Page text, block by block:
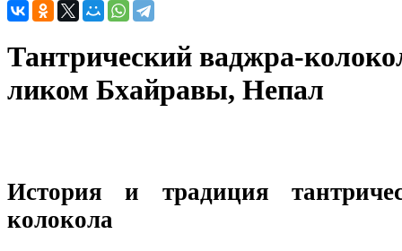
Тантрический ваджра-
ликом Бхайравы, Непал
История и традиция
колокола